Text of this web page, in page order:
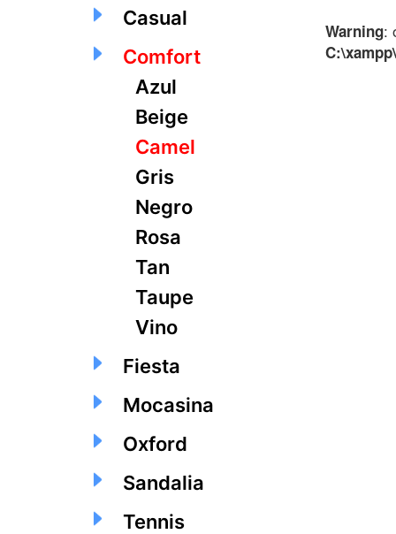
Casual
Comfort
Azul
Beige
Camel
Gris
Negro
Rosa
Tan
Taupe
Vino
Fiesta
Mocasina
Oxford
Sandalia
Tennis
Warning: